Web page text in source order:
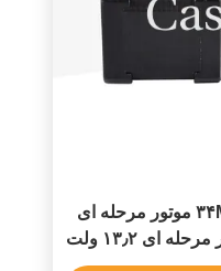
۴۲*۳۴MM NEMA ۱۷ موتور مرحله ای